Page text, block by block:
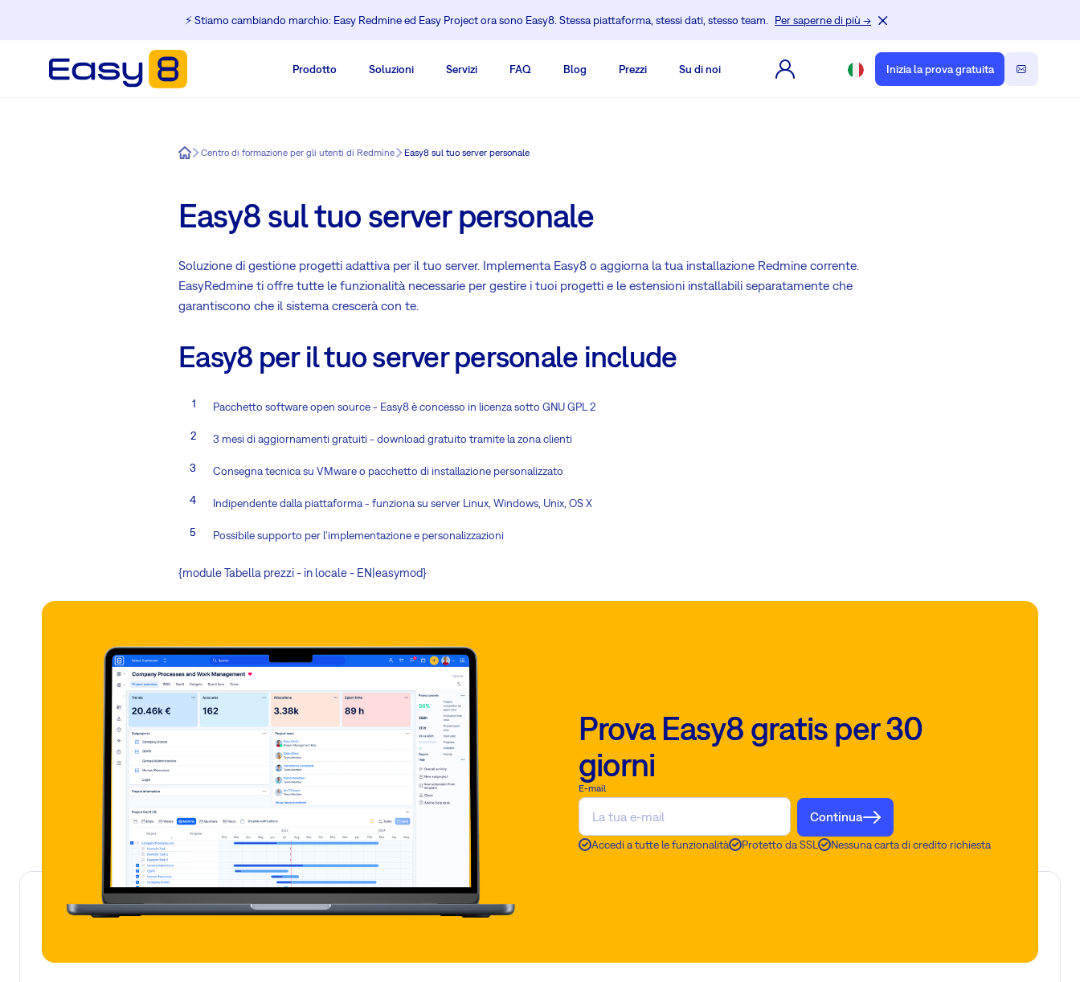
⚡️ Stiamo cambiando marchio: Easy Redmine ed Easy Project ora sono Easy8. Stessa piattaforma, stessi dati, stesso team. Per saperne di più →
Prodotto Soluzioni Servizi FAQ Blog Prezzi Su di noi Inizia la prova gratuita
Easy8Centro di formazione per gli utenti di Redmine Easy8 sul tuo server personale
Easy8 sul tuo server personale
Soluzione di gestione progetti adattiva per il tuo server. Implementa Easy8 o aggiorna la tua installazione Redmine corrente.
EasyRedmine ti offre tutte le funzionalità necessarie per gestire i tuoi progetti e le estensioni installabili separatamente che
garantiscono che il sistema crescerà con te.
Easy8 per il tuo server personale include
Pacchetto software open source - Easy8 è concesso in licenza sotto GNU GPL 2
3 mesi di aggiornamenti gratuiti - download gratuito tramite la zona clienti
Consegna tecnica su VMware o pacchetto di installazione personalizzato
Indipendente dalla piattaforma - funziona su server Linux, Windows, Unix, OS X
Possibile supporto per l'implementazione e personalizzazioni
{module Tabella prezzi - in locale - EN|easymod}
Prova Easy8 gratis per 30
giorni
E-mail
Continua
Accedi a tutte le funzionalità Protetto da SSL Nessuna carta di credito richiesta